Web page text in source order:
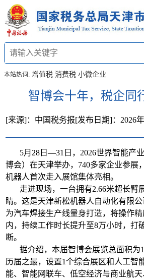
本站热词: 增值税 消费税 小微企业
智博会十年，税企同
[发布日期]：2026
[来源]：中国税务报
5月28日—31日，2026世界智能产业
博会）在天津举办，740多家企业参展
机器人首次走入展馆集体亮相。
走进现场，一台拥有2.66米超长臂
睛。这是天津新松机器人自动化有限
为汽车焊接生产线量身打造，将操作
内，持续工作时长提升至8万小时，打
断。
据介绍，本届智博会展览总面积为
历届之最，设置1个综合展区和人工智
能、智能网联车、低空经济与商业航